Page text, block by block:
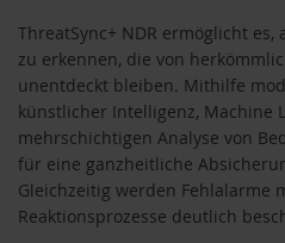
ThreatSync+ NDR ermöglicht
zu erkennen, die von
unentdeckt bleiben. Mithilfe
künstlicher Intelligenz, Machine
mehrschichtigen Analyse von
für eine ganzheitliche
Gleichzeitig werden Fehlalarme
Reaktionsprozesse deutlich